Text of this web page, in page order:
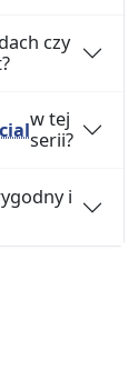
czy
w tej
serii?
i